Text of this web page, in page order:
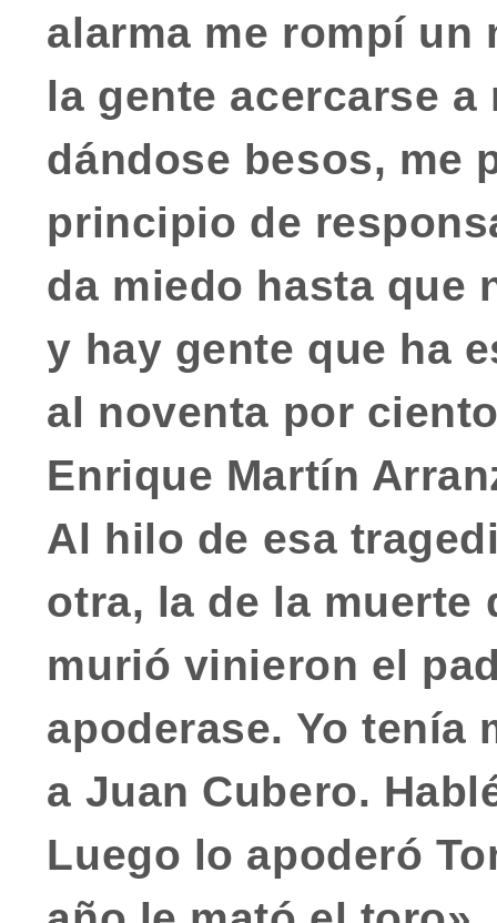
alarma me rompí un
la gente acercarse
dándose besos, me
principio de
da miedo hasta que
y hay gente que ha
al noventa por
Enrique Martín
Al hilo de esa
otra, la de la muerte
murió vinieron el
apoderase. Yo tenía
a Juan Cubero.
Luego lo apoderó